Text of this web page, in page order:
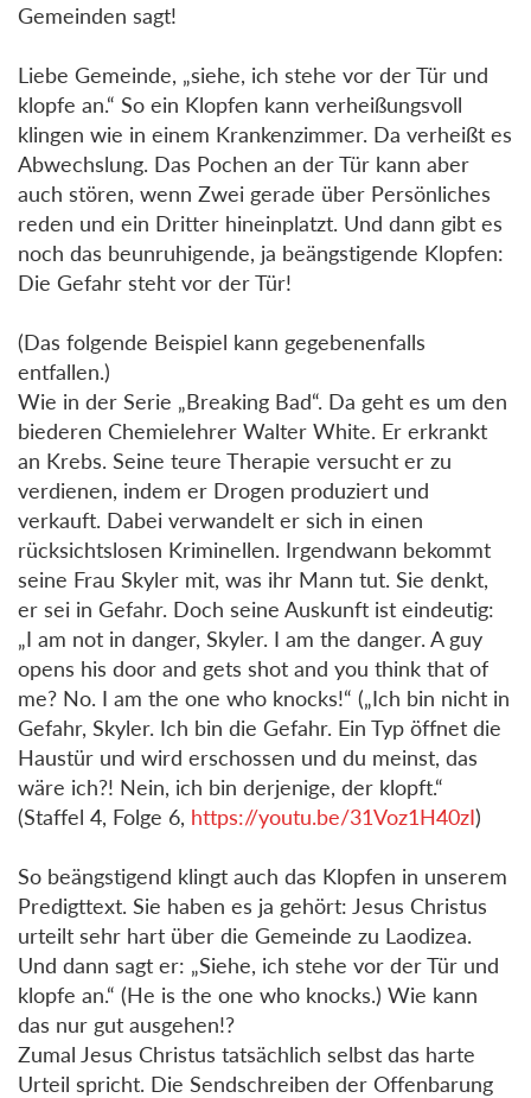
Gemeinden sagt!
Liebe Gemeinde, „siehe, ich stehe vor der Tür und
klopfe an.“ So ein Klopfen kann verheißungsvoll
klingen wie in einem Krankenzimmer. Da verheißt es
Abwechslung. Das Pochen an der Tür kann aber
auch stören, wenn Zwei gerade über Persönliches
reden und ein Dritter hineinplatzt. Und dann gibt es
noch das beunruhigende, ja beängstigende Klopfen:
Die Gefahr steht vor der Tür!
(Das folgende Beispiel kann gegebenenfalls
entfallen.)
Wie in der Serie „Breaking Bad“. Da geht es um den
biederen Chemielehrer Walter White. Er erkrankt
an Krebs. Seine teure Therapie versucht er zu
verdienen, indem er Drogen produziert und
verkauft. Dabei verwandelt er sich in einen
rücksichtslosen Kriminellen. Irgendwann bekommt
seine Frau Skyler mit, was ihr Mann tut. Sie denkt,
er sei in Gefahr. Doch seine Auskunft ist eindeutig:
„I am not in danger, Skyler. I am the danger. A guy
opens his door and gets shot and you think that of
me? No. I am the one who knocks!“ („Ich bin nicht in
Gefahr, Skyler. Ich bin die Gefahr. Ein Typ öffnet die
Haustür und wird erschossen und du meinst, das
wäre ich?! Nein, ich bin derjenige, der klopft.“
(Staffel 4, Folge 6, https://youtu.be/31Voz1H40zI)
So beängstigend klingt auch das Klopfen in unserem
Predigttext. Sie haben es ja gehört: Jesus Christus
urteilt sehr hart über die Gemeinde zu Laodizea.
Und dann sagt er: „Siehe, ich stehe vor der Tür und
klopfe an.“ (He is the one who knocks.) Wie kann
das nur gut ausgehen!?
Zumal Jesus Christus tatsächlich selbst das harte
Urteil spricht. Die Sendschreiben der Offenbarung